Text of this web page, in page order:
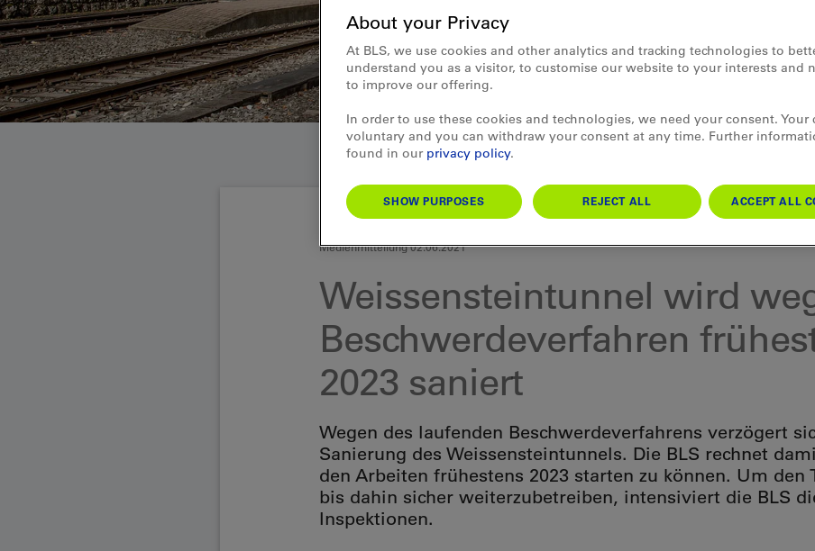
Medienmitteilung 02.06.2021
Weissensteintunnel wird
Beschwerdeverfahren
2023 saniert
Wegen des laufenden Beschwerdeverfahrens verzögert
Sanierung des Weissensteintunnels. Die BLS rechnet
den Arbeiten frühestens 2023 starten zu können. Um den
bis dahin sicher weiterzubetreiben, intensiviert die BLS
Inspektionen.
About your Privacy
At BLS, we use cookies and other analytics and tracking technologies to
understand you as a visitor, to customise our website to your interests and
to improve our offering.
In order to use these cookies and technologies, we need your consent. Your
voluntary and you can withdraw your consent at any time. Further
found in our privacy policy.
SHOW PURPOSES REJECT ALL ACCEPT ALL